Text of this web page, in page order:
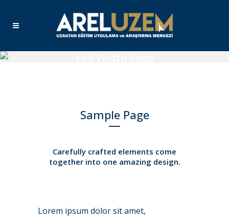
Sample Page
Carefully crafted elements come
together into one amazing design.
Lorem ipsum dolor sit amet,